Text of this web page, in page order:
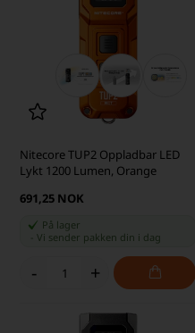
Nitecore TUP2 Oppladbar LED
Lykt 1200 Lumen, Orange
691,25 NOK
På lager
-Vi sender pakken din i dag
- +